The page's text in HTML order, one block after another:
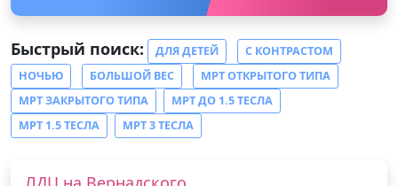
Быстрый поиск: ДЛЯ ДЕТЕЙ
С КОНТРАСТОМ
НОЧЬЮ
БОЛЬШОЙ ВЕС
МРТ ОТКРЫТОГО ТИПА
МРТ ЗАКРЫТОГО ТИПА
МРТ ДО 1.5 ТЕСЛА
МРТ 1.5 ТЕСЛА
МРТ 3 ТЕСЛА